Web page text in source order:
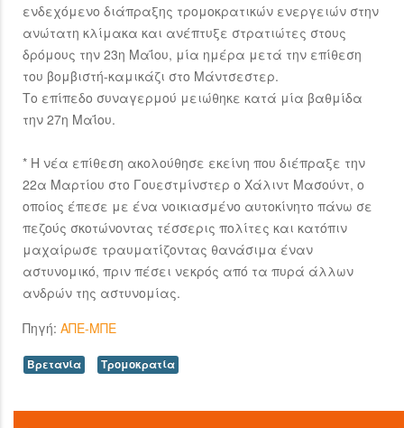
ενδεχόμενο διάπραξης τρομοκρατικών ενεργειών στην
ανώτατη κλίμακα και ανέπτυξε στρατιώτες στους
δρόμους την 23η Μαΐου, μία ημέρα μετά την επίθεση
του βομβιστή-καμικάζι στο Μάντσεστερ.
Το επίπεδο συναγερμού μειώθηκε κατά μία βαθμίδα
την 27η Μαΐου.
* Η νέα επίθεση ακολούθησε εκείνη που διέπραξε την
22α Μαρτίου στο Γουεστμίνστερ ο Χάλιντ Μασούντ, ο
οποίος έπεσε με ένα νοικιασμένο αυτοκίνητο πάνω σε
πεζούς σκοτώνοντας τέσσερις πολίτες και κατόπιν
μαχαίρωσε τραυματίζοντας θανάσιμα έναν
αστυνομικό, πριν πέσει νεκρός από τα πυρά άλλων
ανδρών της αστυνομίας.
Πηγή: ΑΠΕ-ΜΠΕ
Βρετανία Τρομοκρατία